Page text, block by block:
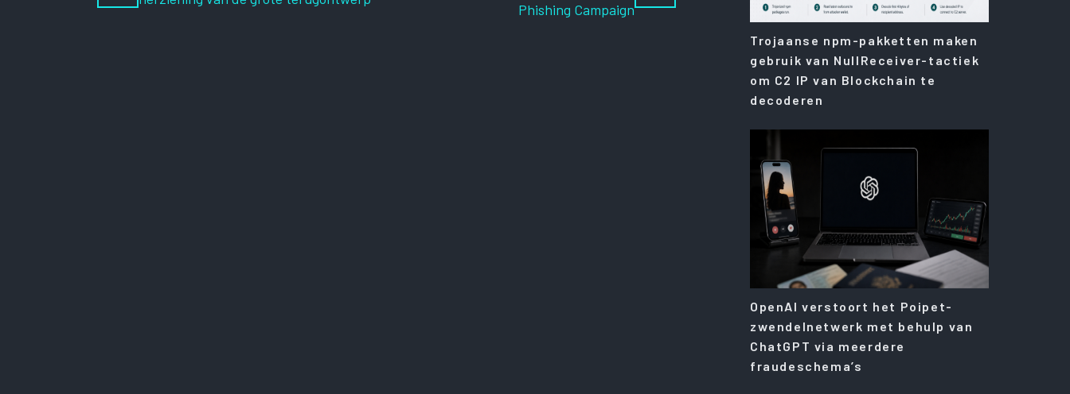
Phishing Campaign
Trojaanse npm-pakketten maken
gebruik van NullReceiver-tactiek
om C2 IP van Blockchain te
decoderen
OpenAI verstoort het Poipet-
zwendelnetwerk met behulp van
ChatGPT via meerdere
fraudeschema’s